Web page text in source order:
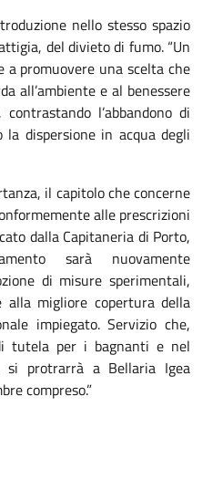
nello stesso spazio
del divieto di fumo. “Un
a promuovere una scelta che
all’ambiente e al benessere
l’abbandono di
la dispersione in acqua degli
il capitolo che concerne
alle prescrizioni
dalla Capitaneria di Porto,
sarà nuovamente
di misure sperimentali,
migliore copertura della
impiegato. Servizio che,
tutela per i bagnanti e nel
si protrarrà a Bellaria Igea
compreso.”